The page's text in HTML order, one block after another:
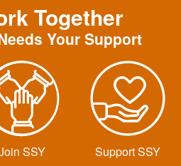
Together
Your Support
SSY Support SSY